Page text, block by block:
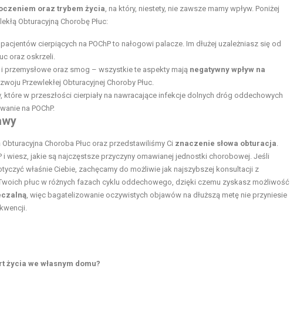
oraz trybem życia , na który, niestety, nie zawsze mamy wpływ. Poniżej
Obturacyjną Chorobę Płuc:
cierpiących na POChP to nałogowi palacze. Im dłużej uzależniasz się od
oraz oskrzeli.
przemysłowe oraz smog – wszystkie te aspekty mają negatywny wpływ na
Przewlekłej Obturacyjnej Choroby Płuc.
które w przeszłości cierpiały na nawracające infekcje dolnych dróg oddechowych
na POChP.
Choroba Płuc oraz przedstawiliśmy Ci znaczenie słowa obturacja
wiesz, jakie są najczęstsze przyczyny omawianej jednostki chorobowej. Jeśli
właśnie Ciebie, zachęcamy do możliwie jak najszybszej konsultacji z
płuc w różnych fazach cyklu oddechowego, dzięki czemu zyskasz możliwość
, więc bagatelizowanie oczywistych objawów na dłuższą metę nie przyniesie
we własnym domu?